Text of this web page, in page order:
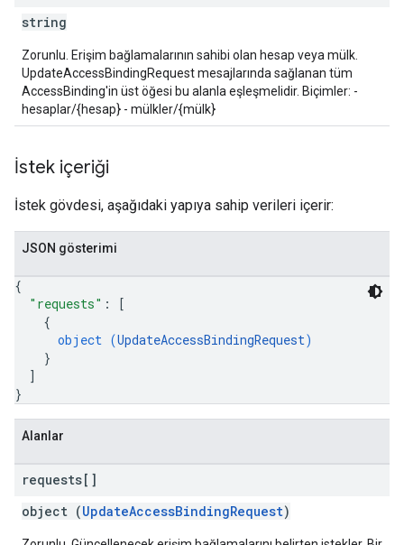
string
Zorunlu. Erişim bağlamalarının sahibi olan hesap veya mülk.
UpdateAccessBindingRequest mesajlarında sağlanan tüm
AccessBinding'in üst öğesi bu alanla eşleşmelidir. Biçimler: -
hesaplar/{hesap} - mülkler/{mülk}
İstek içeriği
İstek gövdesi, aşağıdaki yapıya sahip verileri içerir:
JSON gösterimi
{
"requests" :
[
{
object (UpdateAccessBindingRequest)
}
]
}
Alanlar
requests[]
object (UpdateAccessBindingRequest)